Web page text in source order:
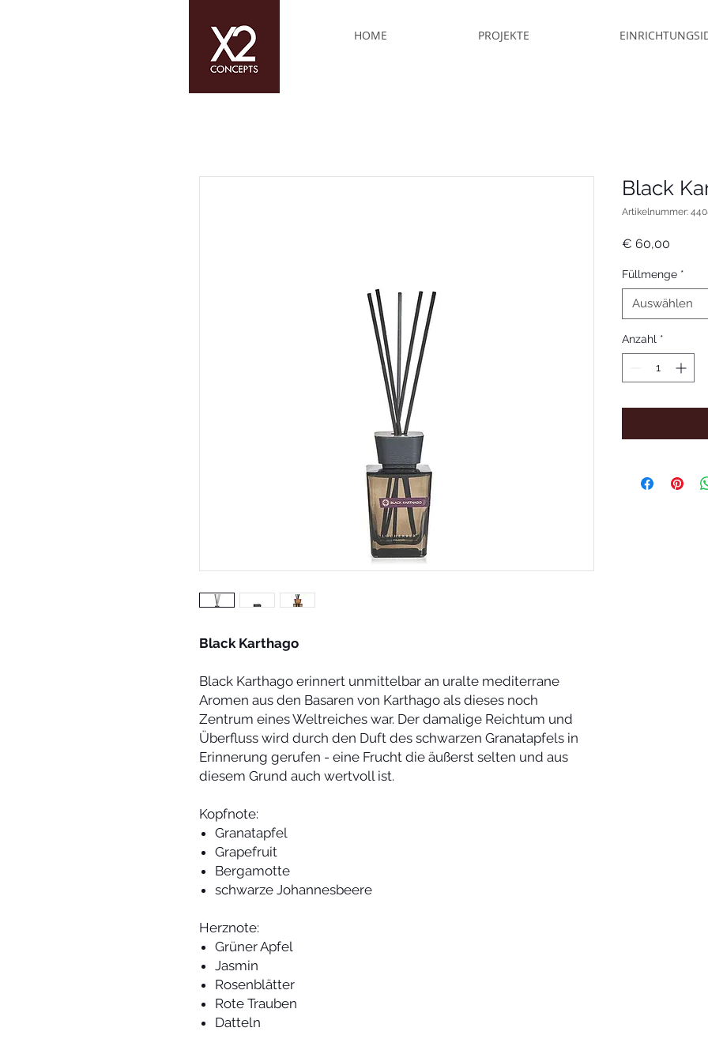
HOME PROJEKTE
Black Karthago
Black Karthago erinnert unmittelbar an uralte mediterrane
Aromen aus den Basaren von Karthago als dieses noch
Zentrum eines Weltreiches war. Der damalige Reichtum und
Überfluss wird durch den Duft des schwarzen Granatapfels in
Erinnerung gerufen - eine Frucht die äußerst selten und aus
diesem Grund auch wertvoll ist.
Kopfnote:
Granatapfel
Grapefruit
Bergamotte
schwarze Johannesbeere
Herznote:
Grüner Apfel
Jasmin
Rosenblätter
Rote Trauben
Datteln
Black
Artikelnummer:
€ 60,00
Füllmenge *
Auswählen
Anzahl *